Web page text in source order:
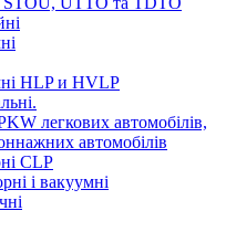
HLP и HVLP
легкових автомобілів,
автомобілів
CLP
і вакуумні